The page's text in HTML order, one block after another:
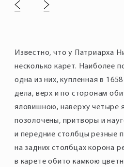
Известно, что у Патриарха
несколько карет. Наиболее
одна из них, купленная в
дела, верх и по сторонам
яловишною, наверху четыре
позолочены, притворы и
и передние столбцы резные
на задних столбцах корона
в карете обито камкою